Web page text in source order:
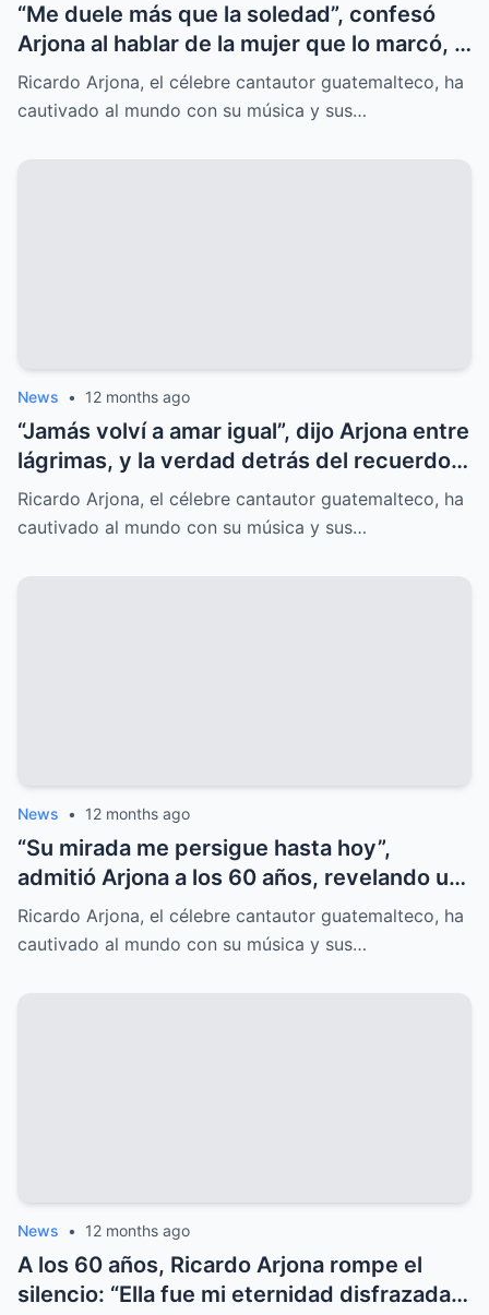
“Me duele más que la soledad”, confesó
Arjona al hablar de la mujer que lo marcó, y
el secreto oculto salió a la luz.
Ricardo Arjona, el célebre cantautor guatemalteco, ha
cautivado al mundo con su música y sus…
News • 12 months ago
“Jamás volví a amar igual”, dijo Arjona entre
lágrimas, y la verdad detrás del recuerdo
sorprende al mundo.
Ricardo Arjona, el célebre cantautor guatemalteco, ha
cautivado al mundo con su música y sus…
News • 12 months ago
“Su mirada me persigue hasta hoy”,
admitió Arjona a los 60 años, revelando un
amor oculto que lo marcó para siempre.
Ricardo Arjona, el célebre cantautor guatemalteco, ha
cautivado al mundo con su música y sus…
News • 12 months ago
A los 60 años, Ricardo Arjona rompe el
silencio: “Ella fue mi eternidad disfrazada